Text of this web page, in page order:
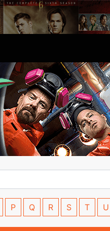
P Q R S T U